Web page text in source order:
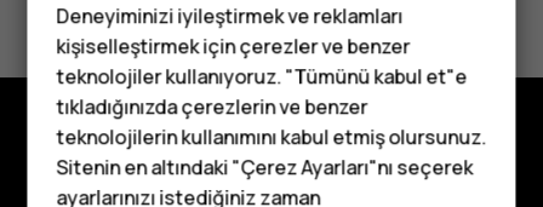
Tuşlu telefonlar
Çocuklar için
Keşfedin
Deneyiminizi iyileştirmek ve reklamları
kişiselleştirmek için çerezler ve benzer
teknolojiler kullanıyoruz. "Tümünü kabul et"e
tıkladığınızda çerezlerin ve benzer
teknolojilerin kullanımını kabul etmiş olursunuz.
Sitenin en altındaki "Çerez Ayarları"nı seçerek
ayarlarınızı istediğiniz zaman